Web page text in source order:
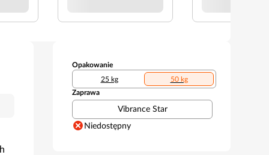
Opakowanie
25 kg
50 kg
Zaprawa
Vibrance Star
Niedostępny